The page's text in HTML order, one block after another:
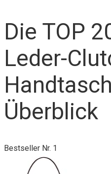
Die TOP
Leder-
Überblick
Bestseller Nr. 1